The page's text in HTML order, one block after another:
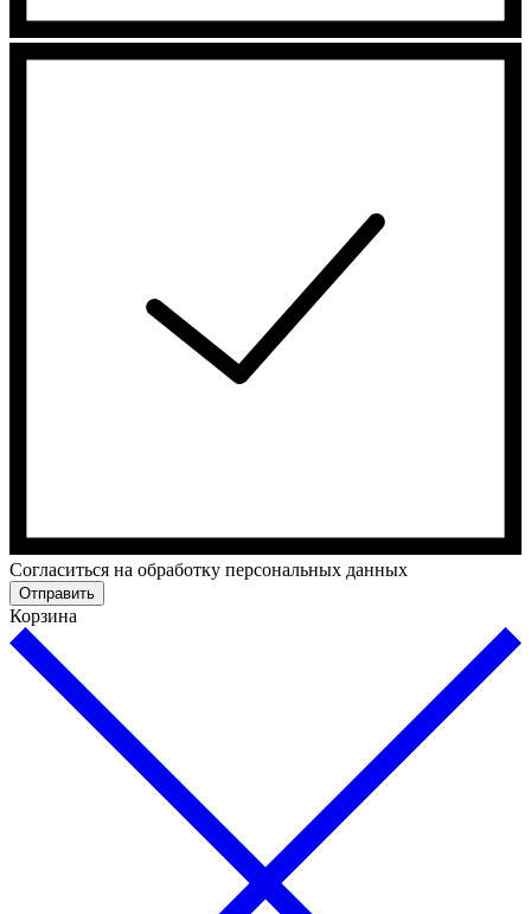
Cогласиться на обработку персональных данных
Отправить
Корзина